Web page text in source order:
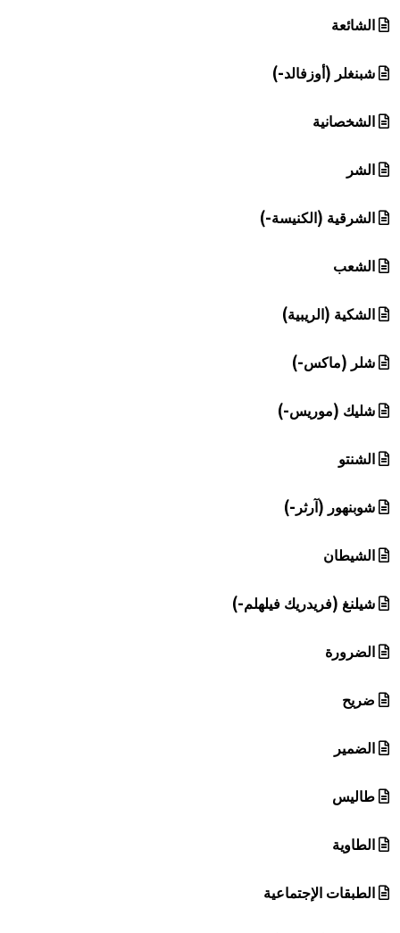
الشائعة
شبنغلر (أوزفالد-)
الشخصانية
الشر
الشرقية (الكنيسة-)
الشعب
الشكية (الريبية)
شلر (ماكس-)
شليك (موريس-)
الشنتو
شوبنهور (آرثر-)
الشيطان
شيلنغ (فريدريك فيلهلم-)
الضرورة
ضريح
الضمير
طاليس
الطاوية
الطبقات الإجتماعية